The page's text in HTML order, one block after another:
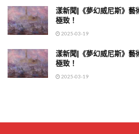
漾新聞|《夢幻威尼斯》藝
極致！
2025-03-19
漾新聞|《夢幻威尼斯》藝
極致！
2025-03-19